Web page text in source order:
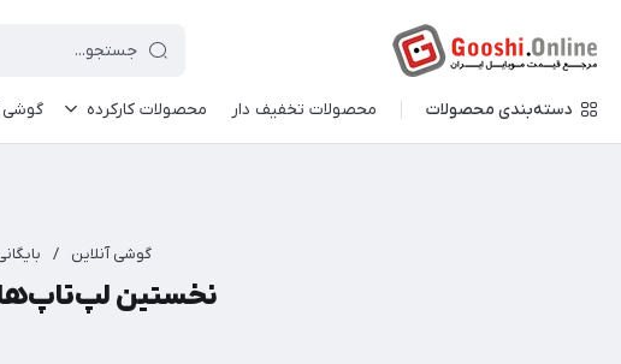
دسته‌بندی محصولات محصولات تخفیف دار محصولات کارکرده گوشی
گوشی آنلاین /
نخستین لپ‌تاپ‌های